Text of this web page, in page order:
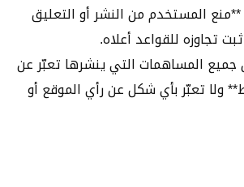
المستخدم من النشر أو التعليق
تجاوزه للقواعد أعلاه.
جميع المساهمات التي ينشرها تعبّر عن
ولا تعبّر بأي شكل عن رأي الموقع أو